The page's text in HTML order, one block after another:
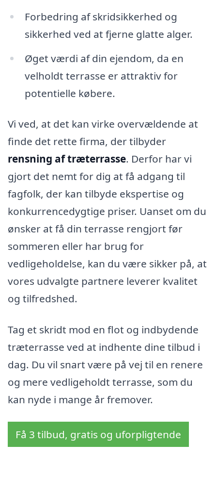
Forbedring af skridsikkerhed og
sikkerhed ved at fjerne glatte alger.
Øget værdi af din ejendom, da en
velholdt terrasse er attraktiv for
potentielle købere.
Vi ved, at det kan virke overvældende at
finde det rette firma, der tilbyder
rensning af træterrasse. Derfor har vi
gjort det nemt for dig at få adgang til
fagfolk, der kan tilbyde ekspertise og
konkurrencedygtige priser. Uanset om du
ønsker at få din terrasse rengjort før
sommeren eller har brug for
vedligeholdelse, kan du være sikker på, at
vores udvalgte partnere leverer kvalitet
og tilfredshed.
Tag et skridt mod en flot og indbydende
træterrasse ved at indhente dine tilbud i
dag. Du vil snart være på vej til en renere
og mere vedligeholdt terrasse, som du
kan nyde i mange år fremover.
Få 3 tilbud, gratis og uforpligtende